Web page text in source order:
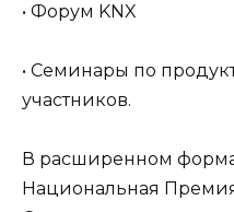
• Форум KNX
• Семинары по
участников.
В расширенном
Национальная